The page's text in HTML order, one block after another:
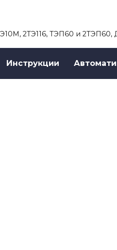
2ТЭ116, ТЭП60 и
Инструкции